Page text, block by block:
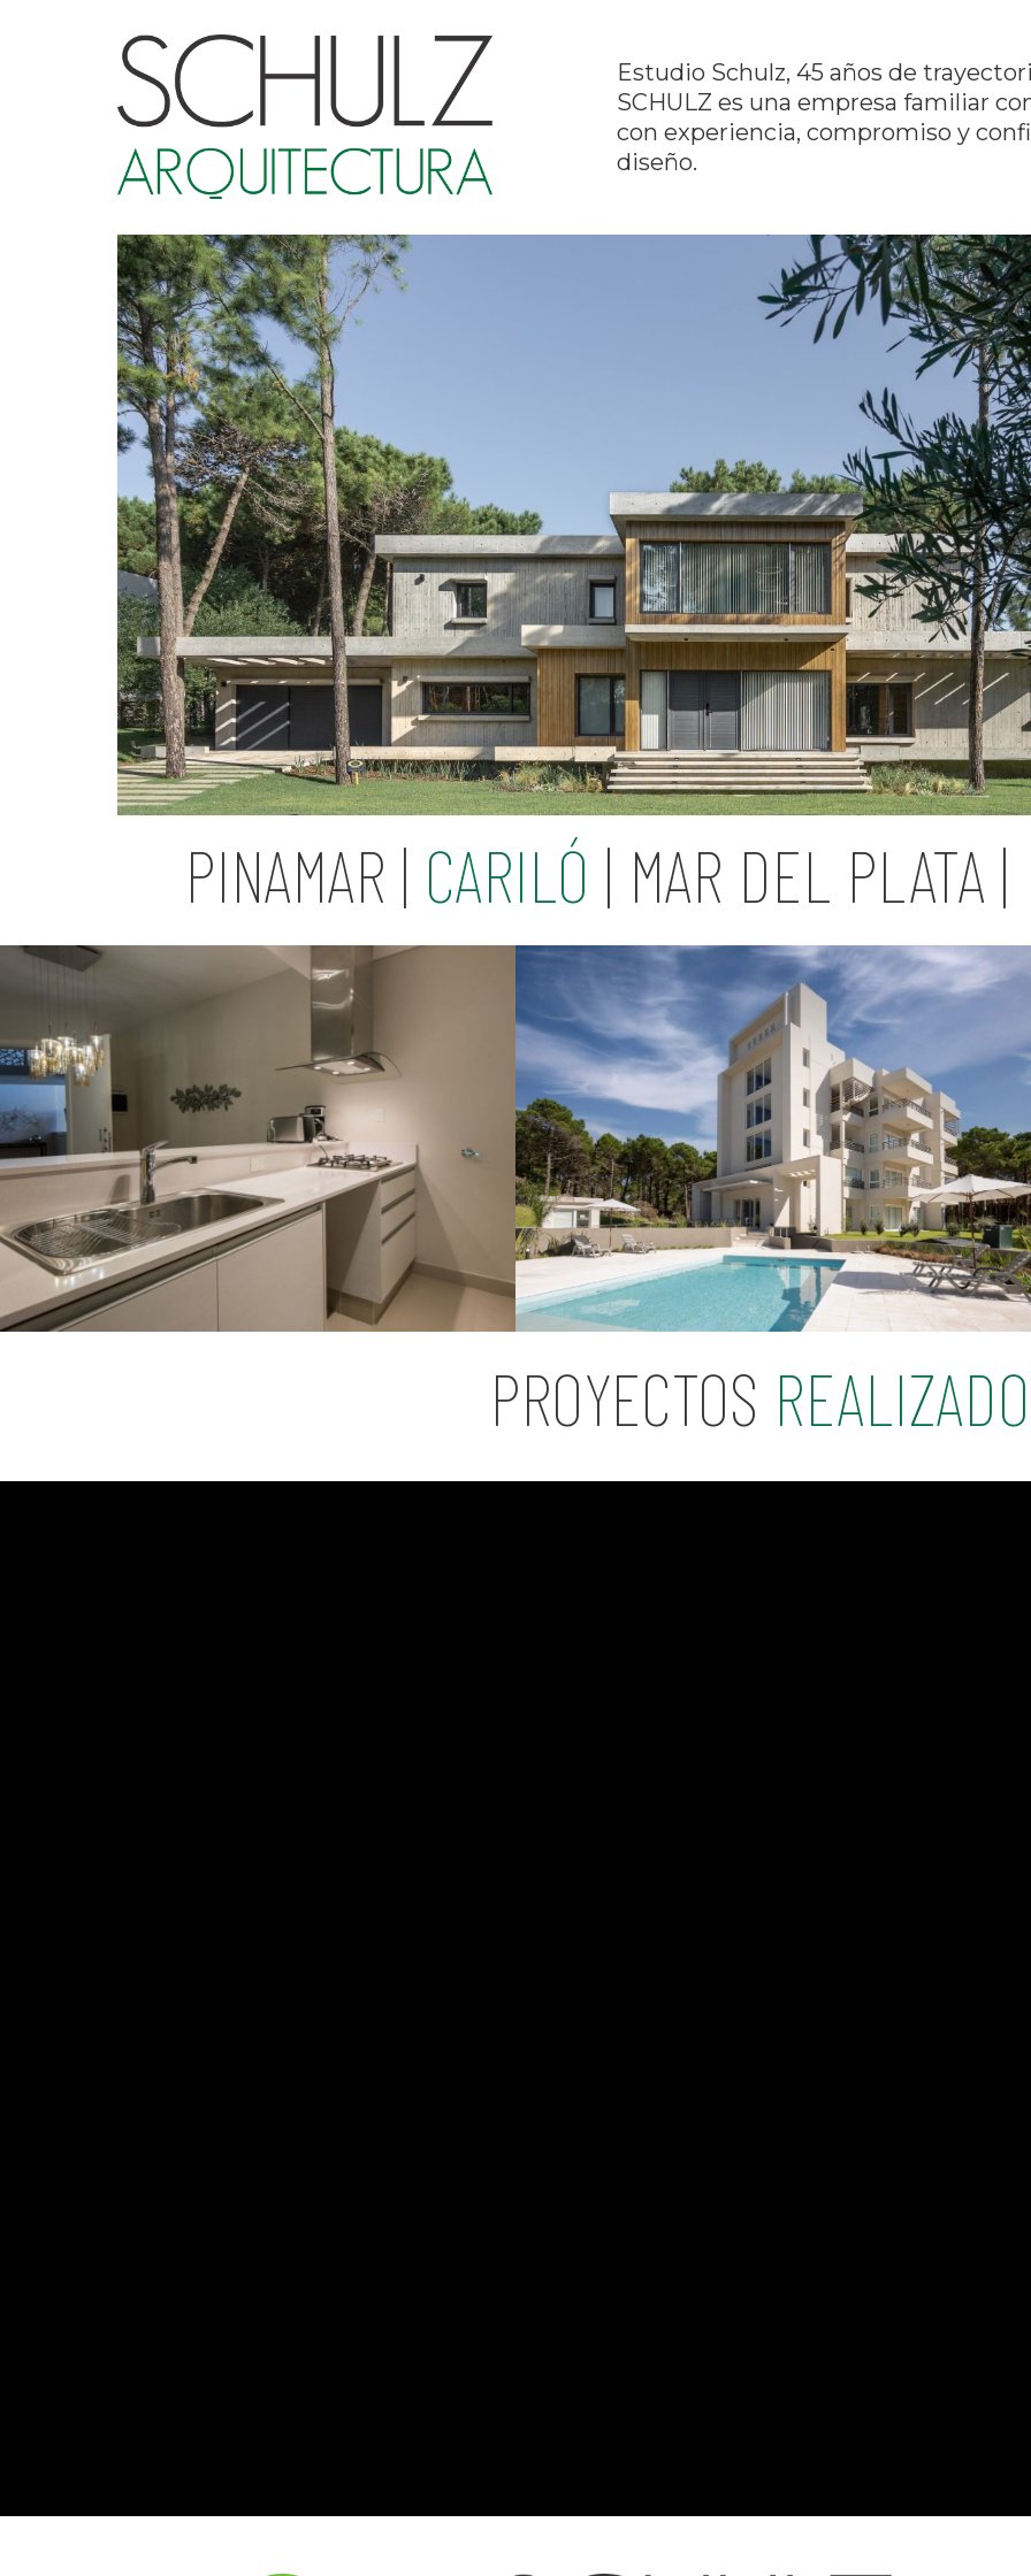
Estudio Schulz, 45 años de
SCHULZ es una empresa familiar
con experiencia, compromiso y
diseño.
PINAMAR | CARILÓ | MAR DEL PLATA |
PROYECTOS